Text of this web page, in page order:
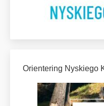
Orientering Nyskiego